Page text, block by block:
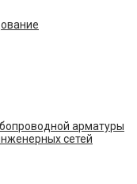
арматуры
сетей